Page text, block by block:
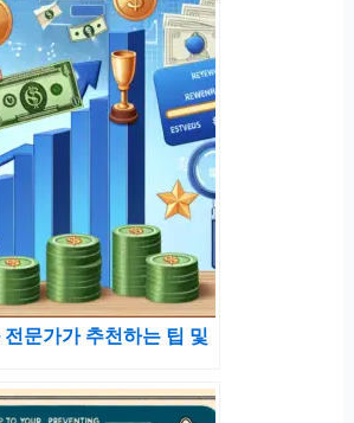
문가가 추천하는 팁 및